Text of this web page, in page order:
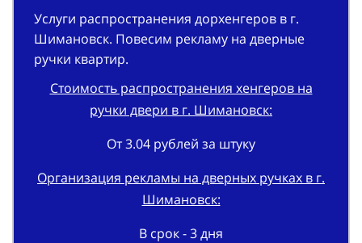
Шимановск. Повесим рекламу на дверные
ручки квартир.
Стоимость распространения хенгеров на
От 3.04 рублей за штуку
Организация рекламы на дверных ручках в г.
В срок - 3 дня
Заказать разнос листовок на двери квартир в